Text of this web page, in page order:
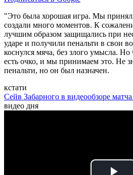
"Это была хорошая игра. Мы
создали много моментов. К
лучшим образом защищались при
ударе и получили пенальти в свои
коснулся мяча, без злого умысла. Но
есть очко, и мы принимаем это. Не
пенальти, но он был назначен.
кстати
Сейв Забарного в видеообзоре
видео дня